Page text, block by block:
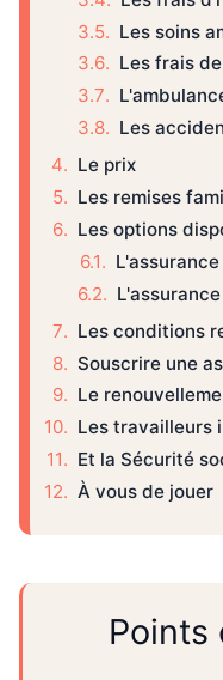
Les soins
Les frais
Les
Le prix
Les remises
Les options
Les conditions
Souscrire une
Le
Les travailleurs
Et la Sécurité
À vous de jouer
Points